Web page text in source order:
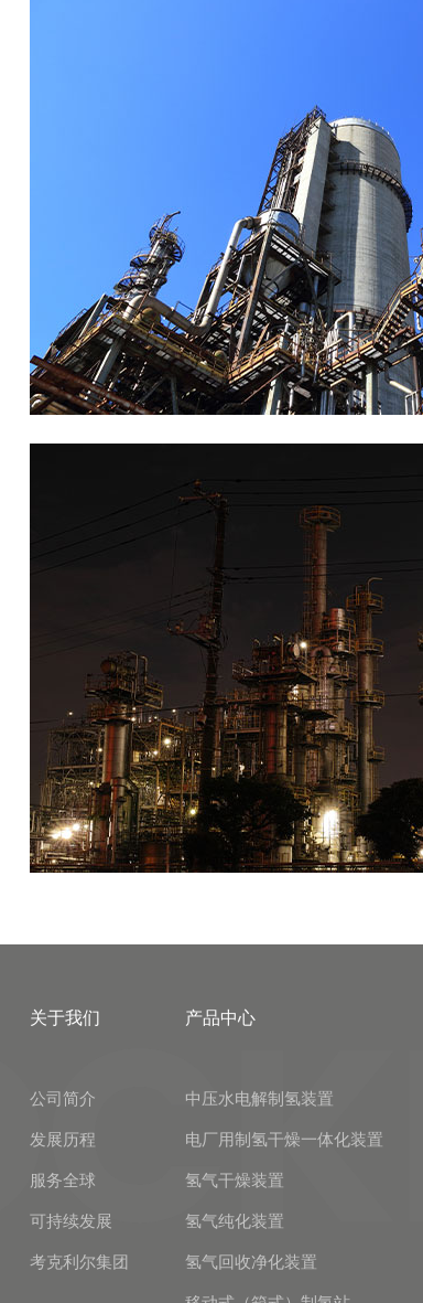
关于我们
公司简介
发展历程
服务全球
可持续发展
考克利尔集团
产品中心
中压水电解制氢装置
电厂用制氢干燥一体化装置
氢气干燥装置
氢气纯化装置
氢气回收净化装置